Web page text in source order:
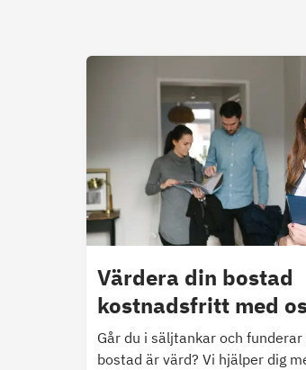
Värdera din bostad
kostnadsfritt med
Går du i säljtankar och funderar
bostad är värd? Vi hjälper dig